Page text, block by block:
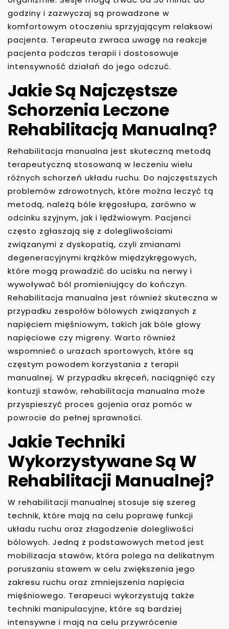
godziny i zazwyczaj są prowadzone w
komfortowym otoczeniu sprzyjającym relaksowi
pacjenta. Terapeuta zwraca uwagę na reakcje
pacjenta podczas terapii i dostosowuje
intensywność działań do jego odczuć.
Jakie Są Najczęstsze
Schorzenia Leczone
Rehabilitacją Manualną?
Rehabilitacja manualna jest skuteczną metodą
terapeutyczną stosowaną w leczeniu wielu
różnych schorzeń układu ruchu. Do najczęstszych
problemów zdrowotnych, które można leczyć tą
metodą, należą bóle kręgosłupa, zarówno w
odcinku szyjnym, jak i lędźwiowym. Pacjenci
często zgłaszają się z dolegliwościami
związanymi z dyskopatią, czyli zmianami
degeneracyjnymi krążków międzykręgowych,
które mogą prowadzić do ucisku na nerwy i
wywoływać ból promieniujący do kończyn.
Rehabilitacja manualna jest również skuteczna w
przypadku zespołów bólowych związanych z
napięciem mięśniowym, takich jak bóle głowy
napięciowe czy migreny. Warto również
wspomnieć o urazach sportowych, które są
częstym powodem korzystania z terapii
manualnej. W przypadku skręceń, naciągnięć czy
kontuzji stawów, rehabilitacja manualna może
przyspieszyć proces gojenia oraz pomóc w
powrocie do pełnej sprawności.
Jakie Techniki
Wykorzystywane Są W
Rehabilitacji Manualnej?
W rehabilitacji manualnej stosuje się szereg
technik, które mają na celu poprawę funkcji
układu ruchu oraz złagodzenie dolegliwości
bólowych. Jedną z podstawowych metod jest
mobilizacja stawów, która polega na delikatnym
poruszaniu stawem w celu zwiększenia jego
zakresu ruchu oraz zmniejszenia napięcia
mięśniowego. Terapeuci wykorzystują także
techniki manipulacyjne, które są bardziej
intensywne i mają na celu przywrócenie